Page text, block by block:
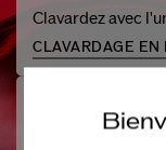
Clavardez avec
CLAVARDAGE EN
Parlez-Nous